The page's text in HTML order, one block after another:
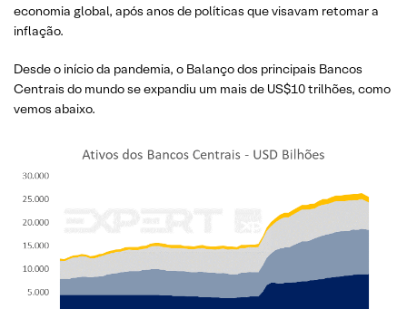
economia global, após anos de políticas que visavam retomar a
inflação.
Desde o início da pandemia, o Balanço dos principais Bancos
Centrais do mundo se expandiu um mais de US$10 trilhões, como
vemos abaixo.